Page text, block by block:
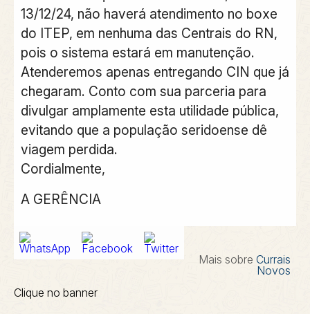
13/12/24, não haverá atendimento no boxe
do ITEP, em nenhuma das Centrais do RN,
pois o sistema estará em manutenção.
Atenderemos apenas entregando CIN que já
chegaram. Conto com sua parceria para
divulgar amplamente esta utilidade pública,
evitando que a população seridoense dê
viagem perdida.
Cordialmente,
A GERÊNCIA
Mais sobre Currais
Novos
Clique no banner